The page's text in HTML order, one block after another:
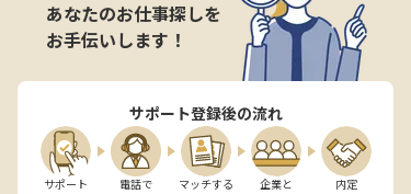
あなたのお仕事探しを
お手伝いします！
サポート登録後の流れ
サポート
電話で
マッチする
企業と
内定